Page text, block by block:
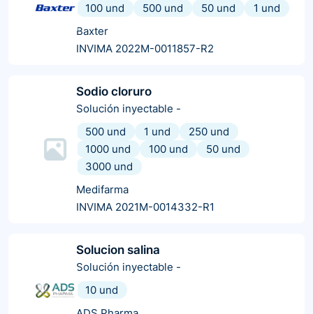
100 und
500 und 50 und
1 und
Baxter
INVIMA 2022M-0011857-R2
Sodio cloruro
Solución inyectable -
500 und
1 und
250 und
1000 und
100 und
50 und
3000 und
Medifarma
INVIMA 2021M-0014332-R1
Solucion salina
Solución inyectable -
10 und